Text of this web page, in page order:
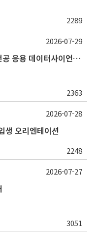
2289
2026학년도 2학기 대학원 융합전공 응용 데이터사이언스 선발 계획 알림
2363
2026-07-29
생 오리엔테이션
2248
2026-07-28
3051
2026-07-27